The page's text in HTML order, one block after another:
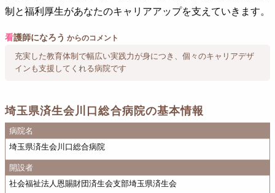
制と福利厚生があなたのキャリアアップを支えていきます。
看護師になろう からのコメント
充実した教育体制で幅広い実践力が身につき、個々のキャリアデザ
インも支援してくれる病院です
埼玉県済生会川口総合病院の基本情報
病院名
埼玉県済生会川口総合病院
開設者
社会福祉法人恩賜財団済生会支部埼玉県済生会